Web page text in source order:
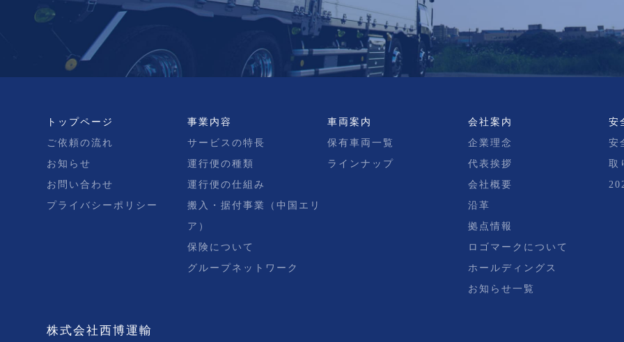
トップページ
ご依頼の流れ
お知らせ
お問い合わせ
プライバシーポリシー
事業内容
サービスの特長
運行便の種類
運行便の仕組み
搬入・据付事業（中国エリ
ア）
保険について
グループネットワーク
車両案内
保有車両一覧
ラインナップ
会社案内
企業理念
代表挨拶
会社概要
沿革
拠点情報
ロゴマークについて
ホールディングス
お知らせ一覧
安
安
取
株式会社西博運輸